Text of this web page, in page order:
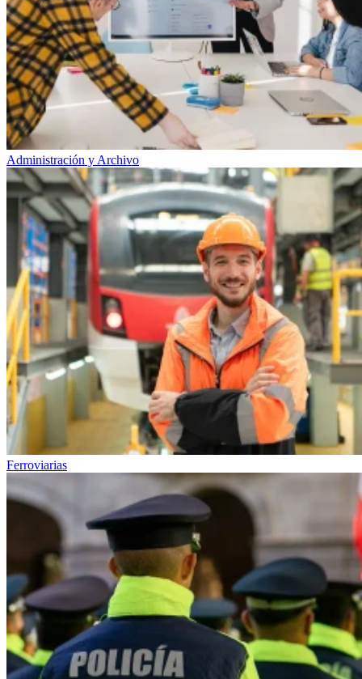
Administración y Archivo
Ferroviarias